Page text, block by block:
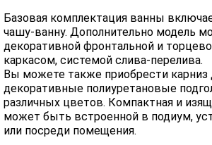
Базовая комплектация ванны
чашу-ванну. Дополнительно модель
декоративной фронтальной и
каркасом, системой слива-перелива.
Вы можете также приобрести карниз
декоративные полиуретановые
различных цветов. Компактная и
может быть встроенной в подиум,
или посреди помещения.